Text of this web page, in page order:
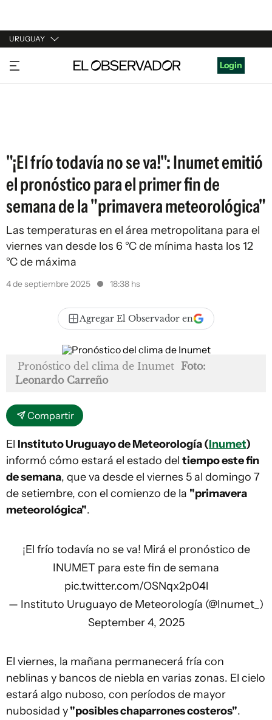
URUGUAY
URUGUAY
ARGENTINA
Login
"¡El frío todavía no se va!": Inumet emitió
el pronóstico para el primer fin de
semana de la "primavera meteorológica"
Las temperaturas en el área metropolitana para el
viernes van desde los 6 °C de mínima hasta los 12
°C de máxima
4 de septiembre 2025 18:38 hs
Agregar El Observador en
Pronóstico del clima de Inumet Foto:
Leonardo Carreño
Compartir
El Instituto Uruguayo de Meteorología (Inumet)
informó cómo estará el estado del tiempo este fin
de semana, que va desde el viernes 5 al domingo 7
de setiembre, con el comienzo de la "primavera
meteorológica".
¡El frío todavía no se va! Mirá el pronóstico de
INUMET para este fin de semana
pic.twitter.com/OSNqx2p04l
— Instituto Uruguayo de Meteorología (@Inumet_)
September 4, 2025
El viernes, la mañana permanecerá fría con
neblinas y bancos de niebla en varias zonas. El cielo
estará algo nuboso, con períodos de mayor
nubosidad y"posibles chaparrones costeros".